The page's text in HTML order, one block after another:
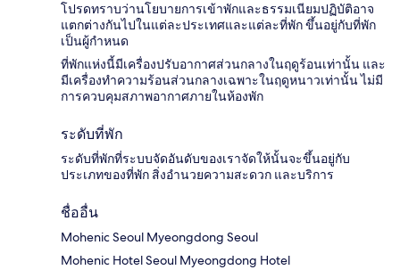
โปรดทราบว่านโยบายการเข้าพักและธรรมเนียมปฏิบัติอาจ
แตกต่างกันไปในแต่ละประเทศและแต่ละที่พัก ขึ้นอยู่กับที่พัก
เป็นผู้กำหนด
ที่พักแห่งนี้มีเครื่องปรับอากาศส่วนกลางในฤดูร้อนเท่านั้น และ
มีเครื่องทำความร้อนส่วนกลางเฉพาะในฤดูหนาวเท่านั้น ไม่มี
การควบคุมสภาพอากาศภายในห้องพัก
ระดับที่พัก
ระดับที่พักที่ระบบจัดอันดับของเราจัดให้นั้นจะขึ้นอยู่กับ
ประเภทของที่พัก สิ่งอำนวยความสะดวก และบริการ
ชื่ออื่น
Mohenic Seoul Myeongdong Seoul
Mohenic Hotel Seoul Myeongdong Hotel